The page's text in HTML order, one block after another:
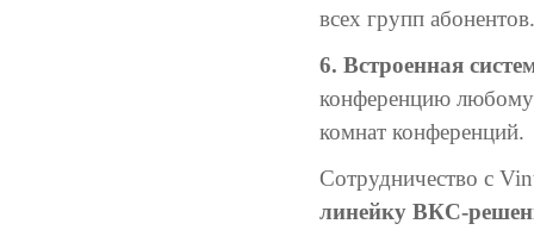
всех групп абонентов.
6. Встроенная
конференцию любому
комнат конференций.
Сотрудничество с
линейку ВКС-